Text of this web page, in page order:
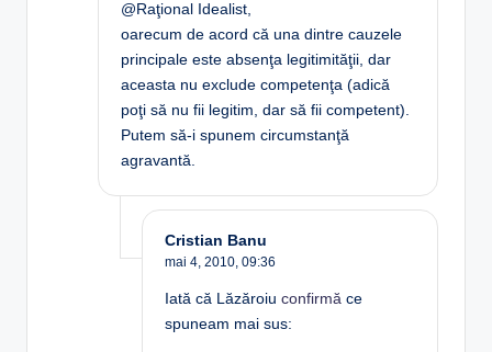
@Raţional Idealist,
oarecum de acord că una dintre cauzele
principale este absenţa legitimităţii, dar
aceasta nu exclude competenţa (adică
poţi să nu fii legitim, dar să fii competent).
Putem să-i spunem circumstanţă
agravantă.
Cristian Banu
mai 4, 2010, 09:36
Iată că Lăzăroiu confirmă ce
spuneam mai sus: